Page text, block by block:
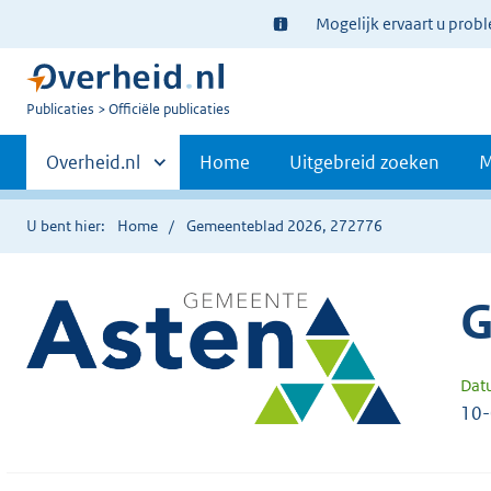
Ter
informatie:
Mogelijk ervaart u
U
Publicaties Officiële publicaties
Primaire
navigatie
Andere
sites
binnen
Overheid.nl Home Uitgebreid zoeken
U bent hier: Home Gemeenteblad 2026, 272776